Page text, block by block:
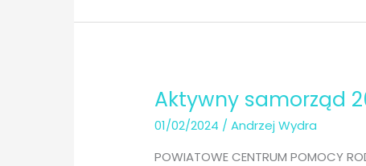
–
Aktywny samorząd
01/02/2024 /Andrzej Wydra
POWIATOWE CENTRUM POMOCY